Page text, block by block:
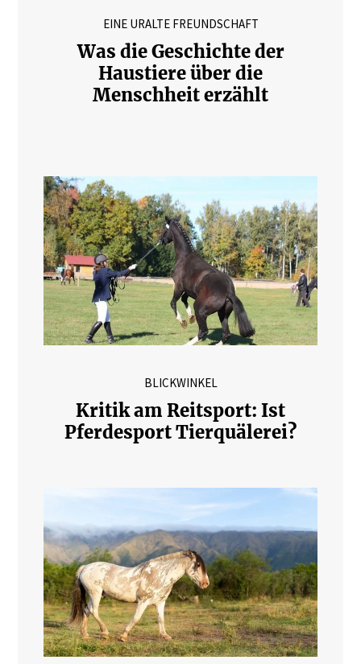
EINE URALTE FREUNDSCHAFT
Was die Geschichte der
Haustiere über die
Menschheit erzählt
BLICKWINKEL
Kritik am Reitsport: Ist
Pferdesport Tierquälerei?